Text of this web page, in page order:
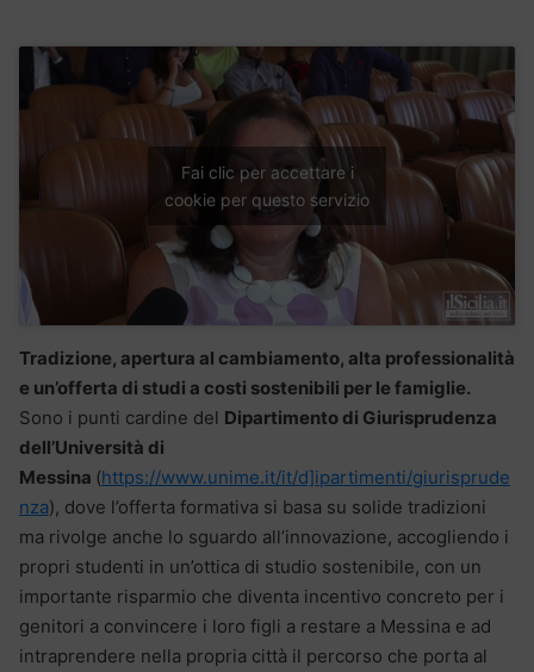
Fai clic per accettare i
cookie per questo servizio
Tradizione, apertura al cambiamento, alta professionalità
e un’offerta di studi a costi sostenibili per le famiglie.
Sono i punti cardine del Dipartimento di Giurisprudenza
dell’Università di
Messina (https://www.unime.it/it/d]ipartimenti/giurisprude
nza), dove l’offerta formativa si basa su solide tradizioni
ma rivolge anche lo sguardo all’innovazione, accogliendo i
propri studenti in un’ottica di studio sostenibile, con un
importante risparmio che diventa incentivo concreto per i
genitori a convincere i loro figli a restare a Messina e ad
intraprendere nella propria città il percorso che porta al